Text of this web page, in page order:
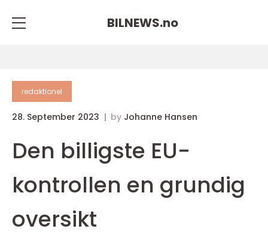
BILNEWS.no
redaktionel
28. September 2023 by Johanne Hansen
Den billigste EU-
kontrollen en grundig
oversikt